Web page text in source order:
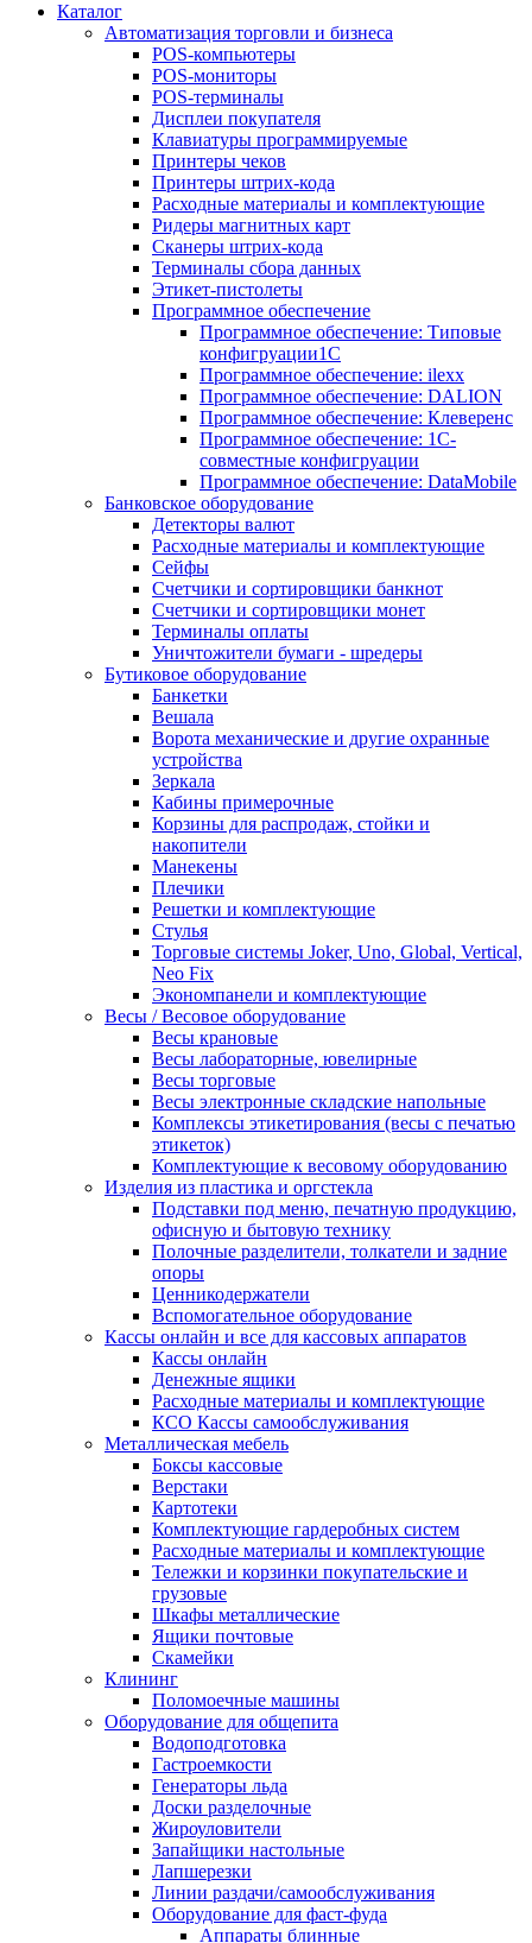
Каталог
Автоматизация торговли и бизнеса
POS-компьютеры
POS-мониторы
POS-терминалы
Дисплеи покупателя
Клавиатуры программируемые
Принтеры чеков
Принтеры штрих-кода
Расходные материалы и комплектующие
Ридеры магнитных карт
Сканеры штрих-кода
Терминалы сбора данных
Этикет-пистолеты
Программное обеспечение
Программное обеспечение: Типовые
конфигруации1С
Программное обеспечение: ilexx
Программное обеспечение: DALION
Программное обеспечение: Клеверенс
Программное обеспечение: 1С-
совместные конфигруации
Программное обеспечение: DataMobile
Банковское оборудование
Детекторы валют
Расходные материалы и комплектующие
Сейфы
Счетчики и сортировщики банкнот
Счетчики и сортировщики монет
Терминалы оплаты
Уничтожители бумаги - шредеры
Бутиковое оборудование
Банкетки
Вешала
Ворота механические и другие охранные
устройства
Зеркала
Кабины примерочные
Корзины для распродаж, стойки и
накопители
Манекены
Плечики
Решетки и комплектующие
Стулья
Торговые системы Joker, Uno, Global, Vertical,
Neo Fix
Экономпанели и комплектующие
Весы / Весовое оборудование
Весы крановые
Весы лабораторные, ювелирные
Весы торговые
Весы электронные складские напольные
Комплексы этикетирования (весы с печатью
этикеток)
Комплектующие к весовому оборудованию
Изделия из пластика и оргстекла
Подставки под меню, печатную продукцию,
офисную и бытовую технику
Полочные разделители, толкатели и задние
опоры
Ценникодержатели
Вспомогательное оборудование
Кассы онлайн и все для кассовых аппаратов
Кассы онлайн
Денежные ящики
Расходные материалы и комплектующие
КСО Кассы самообслуживания
Металлическая мебель
Боксы кассовые
Верстаки
Картотеки
Комплектующие гардеробных систем
Расходные материалы и комплектующие
Тележки и корзинки покупательские и
грузовые
Шкафы металлические
Ящики почтовые
Скамейки
Клининг
Поломоечные машины
Оборудование для общепита
Водоподготовка
Гастроемкости
Генераторы льда
Доски разделочные
Жироуловители
Запайщики настольные
Лапшерезки
Линии раздачи/самообслуживания
Оборудование для фаст-фуда
Аппараты блинные